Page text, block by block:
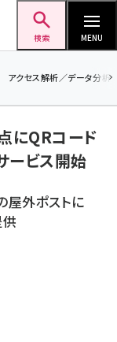
検索 MENU
アクセス解析／データ分析
にQRコード
ービス開始
外ポストに
差